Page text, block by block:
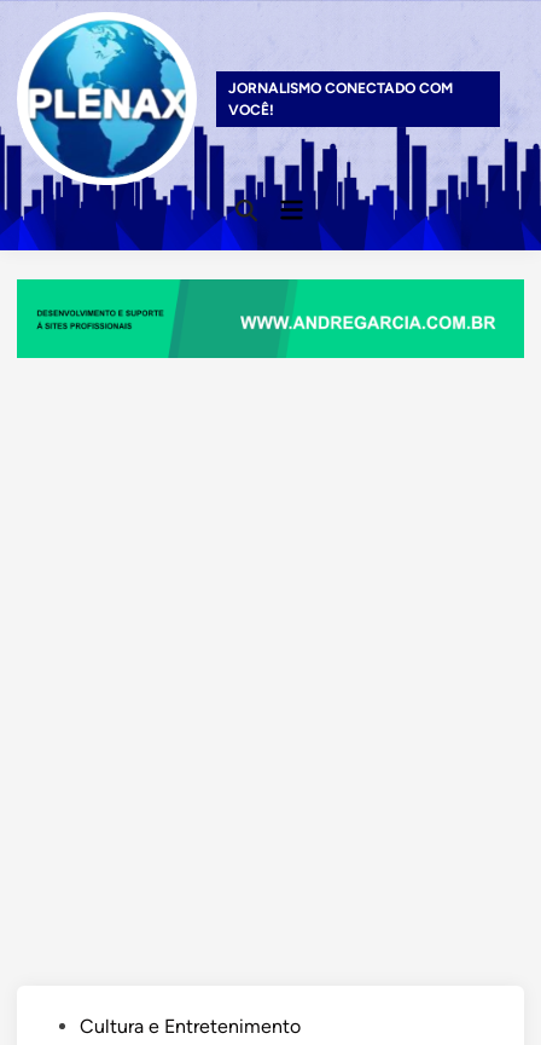
content
JORNALISMO CONECTADO COM
VOCÊ!
Open
Search
Main
Menu
PostedCultura e Entretenimento